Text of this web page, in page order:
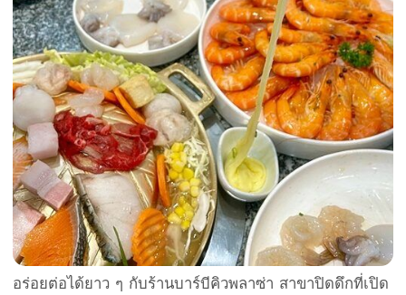
อร่อยต่อได้ยาว ๆ กับร้านบาร์บีคิวพลาซ่า สาขาปิดดึกที่เปิด